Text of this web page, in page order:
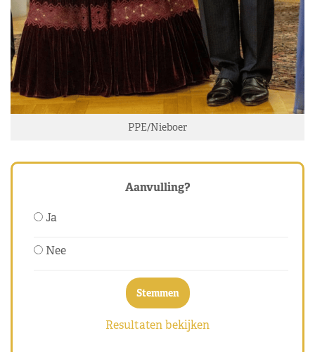
PPE/Nieboer
Aanvulling?
Ja
Nee
Resultaten bekijken